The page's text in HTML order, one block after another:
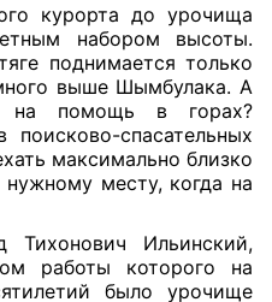
курорта до урочища
набором высоты.
поднимается только
выше Шымбулака. А
на помощь в горах?
спасательных
максимально близко
месту, когда на
Ильинский,
работы которого на
было урочище